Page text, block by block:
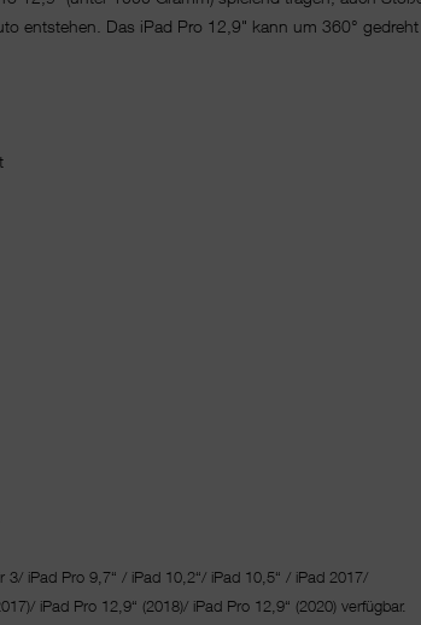
entstehen. Das iPad Pro 12,9" kann um 360°
iPad Pro 9,7“ / iPad 10,2“/ iPad 10,5“ / iPad 2017/
iPad Pro 12,9“ (2018)/ iPad Pro 12,9“ (2020) verfügbar.